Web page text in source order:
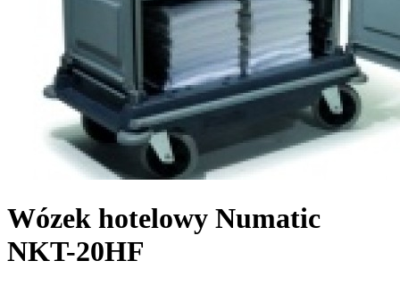
Wózek hotelowy Numatic
NKT-20HF